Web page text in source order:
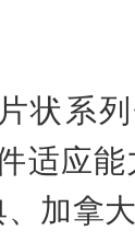
状系
适应
加拿